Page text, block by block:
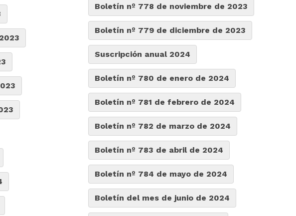
Boletín nº 778 de noviembre de 2023
Boletín nº 779 de diciembre de 2023
Suscripción anual 2024
Boletín nº 780 de enero de 2024
Boletín nº 781 de febrero de 2024
Boletín nº 782 de marzo de 2024
Boletín nº 783 de abril de 2024
Boletín nº 784 de mayo de 2024
Boletín del mes de junio de 2024